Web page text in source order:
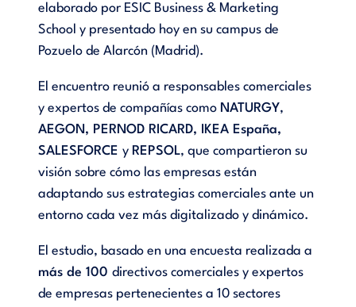
elaborado por ESIC Business & Marketing
School y presentado hoy en su campus de
Pozuelo de Alarcón (Madrid).
El encuentro reunió a responsables comerciales
y expertos de compañías como NATURGY,
AEGON, PERNOD RICARD, IKEA España,
SALESFORCE y REPSOL, que compartieron su
visión sobre cómo las empresas están
adaptando sus estrategias comerciales ante un
entorno cada vez más digitalizado y dinámico.
El estudio, basado en una encuesta realizada a
más de 100 directivos comerciales y expertos
de empresas pertenecientes a 10 sectores